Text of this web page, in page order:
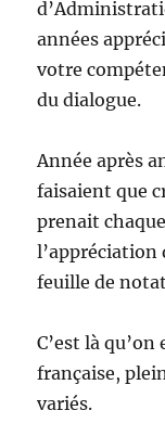
années
votre
du dialogue.
Année après
faisaient que
prenait
l’appréciation
feuille de
C’est là
française,
variés.